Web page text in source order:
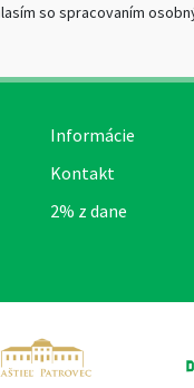
so spracovaním
Informácie
Kontakt
2% z dane